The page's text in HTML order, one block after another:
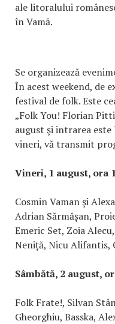
ale litoralului
în Vamă.
Se organizează
În acest weekend, de
festival de folk. Este
„Folk You! Florian
august şi intrarea este
vineri, vă transmit
Vineri, 1 august, ora
Cosmin Vaman şi
Adrian Sărmășan,
Emeric Set, Zoia
Neniță, Nicu Alifantis,
Sâmbătă, 2 august,
Folk Frate!, Silvan
Gheorghiu, Basska,